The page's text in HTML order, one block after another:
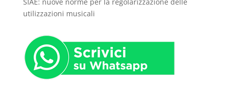
utilizzazioni musicali